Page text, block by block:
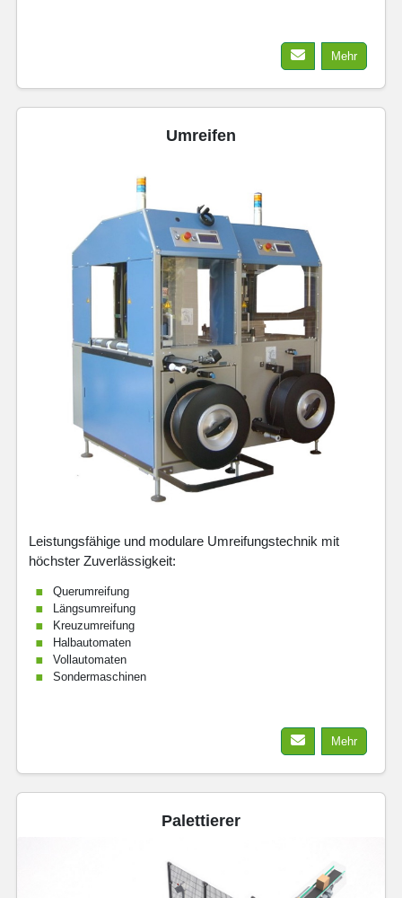
Mehr
Umreifen
Leistungsfähige und modulare Umreifungstechnik mit
höchster Zuverlässigkeit:
Querumreifung
Längsumreifung
Kreuzumreifung
Halbautomaten
Vollautomaten
Sondermaschinen
Mehr
Palettierer